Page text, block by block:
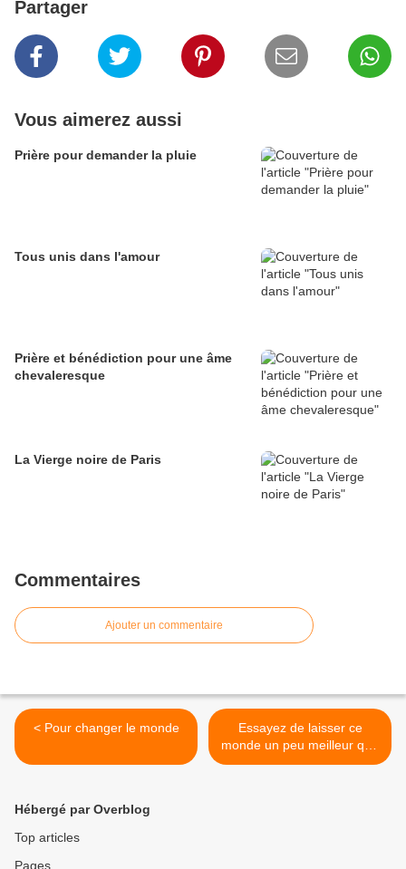
Partager
Vous aimerez aussi
Prière pour demander la pluie
Tous unis dans l'amour
Prière et bénédiction pour une âme
chevaleresque
La Vierge noire de Paris
Commentaires
Ajouter un commentaire
< Pour changer le monde
Essayez de laisser ce
monde un peu meilleur qu'il
ne l'était quand vous y êtes
Hébergé par Overblog
Top articles
Pages